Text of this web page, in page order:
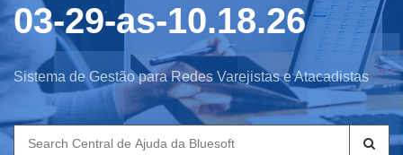
03-29-as-10.18.26
Sistema de Gestão para Redes Varejistas e Atacadistas
Search